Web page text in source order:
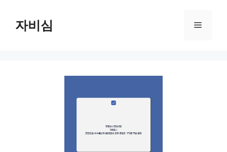
자비심 메